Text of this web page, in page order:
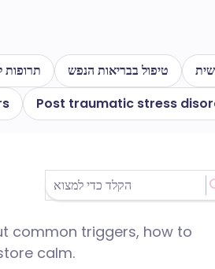
תרופות טיפול בבריאות הנפש
Post traumatic stress
common triggers, how to
calm.